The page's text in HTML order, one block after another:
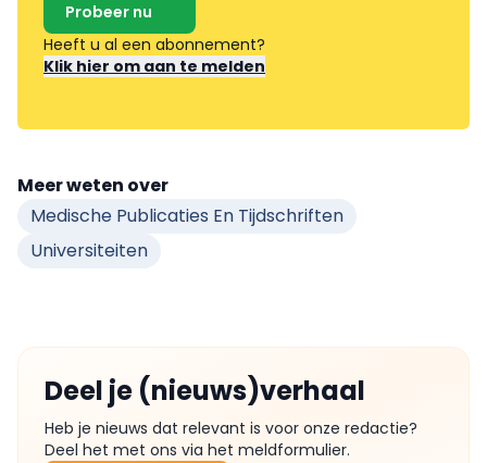
Probeer nu
Heeft u al een abonnement?
Klik hier om aan te melden
Meer weten over
Medische Publicaties En Tijdschriften
Universiteiten
Deel je (nieuws)verhaal
Heb je nieuws dat relevant is voor onze redactie?
Deel het met ons via het meldformulier.